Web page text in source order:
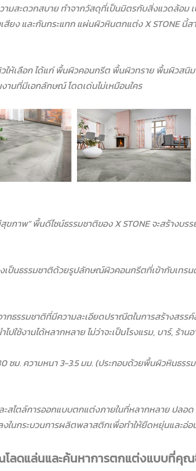
ามสะดวกสบายทำจากวัสดุที่เป็นมิตรกับสิ่งแวดล้อม
ยง และกันกระแทกแผ่นผิวหินตกแต่ง X STONE นี้
ห้เลือก ได้แก่ พื้นผิวคอนกรีต พื้นผิวทราย พื้นผิวสนิ
นที่มีเอกลักษณ์ โดดเด่นไม่เหมือนใคร
ภาพ" พื้นดีไซน์ธรรมชาติของ X STONE จะสร้างบร
เป็นธรรมชาติด้วยรูปลักษณ์ผิวคอนกรีตที่เข้ากับเทร
กธรรมชาติที่มีความละเอียดปราณีตในการสร้างสร
ใช้งานได้หลากหลาย ไม่ว่าจะเป็นโรงแรม, บาร์, ร้า
ซม. ความหนา 3-3.5 มม. (ประกอบด้วยพื้นผิวหินธรร
สไตล์การออกแบบตกแต่งภายในที่หลากหลาย ปลอด
ในกระบวนการผลิตพลาสติกเพื่อทำให้ยืดหยุ่นและอ่
ลดแล่นและค้นหาการตกแต่งแบบที่คุณ